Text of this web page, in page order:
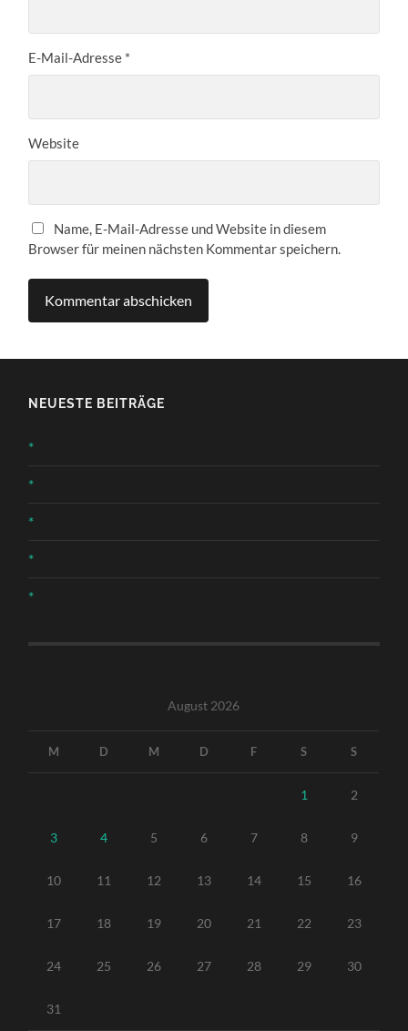
E-Mail-Adresse *
Website
Name, E-Mail-Adresse und Website in diesem
Browser für meinen nächsten Kommentar speichern.
NEUESTE BEITRÄGE
*
*
*
*
*
August 2026
M D M D F S S
1 2
3 4 5 6 7 8 9
10 11 12 13 14 15 16
17 18 19 20 21 22 23
24 25 26 27 28 29 30
31